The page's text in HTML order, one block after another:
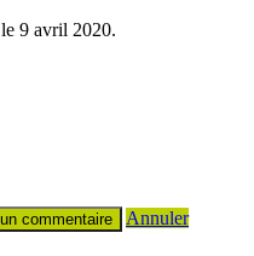
le 9 avril 2020.
Annuler